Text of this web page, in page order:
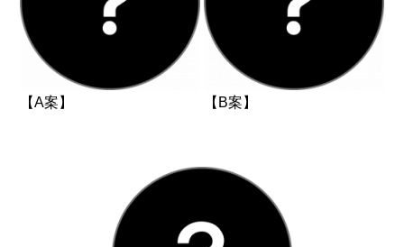
【A案】 【B案】